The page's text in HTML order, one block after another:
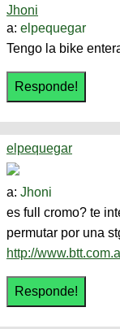
Jhoni
a: elpequegar
Tengo la bike
elpequegar
a: Jhoni
es full cromo? te
permutar por una
http://